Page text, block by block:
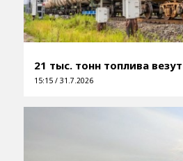
21 тыс. тонн топлива
15:15 / 31.7.2026